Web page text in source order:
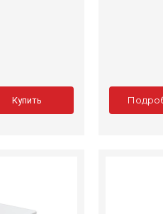
Купить